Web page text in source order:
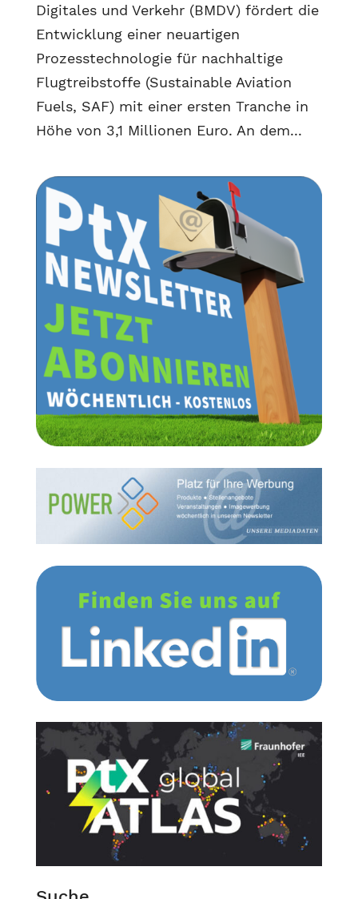
Digitales und Verkehr (BMDV) fördert die
Entwicklung einer neuartigen
Prozesstechnologie für nachhaltige
Flugtreibstoffe (Sustainable Aviation
Fuels, SAF) mit einer ersten Tranche in
Höhe von 3,1 Millionen Euro. An dem...